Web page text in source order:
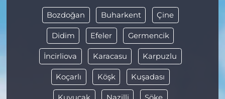
Bozdoğan Buharkent Çine
Didim Efeler Germencik
İncirliova Karacasu Karpuzlu
Koçarlı Köşk Kuşadası